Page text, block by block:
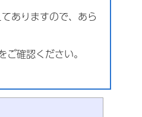
ありますので、あら
確認ください。